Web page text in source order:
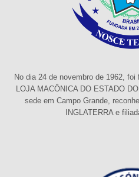
No dia 24 de novembro de 1962,
LOJA MACÔNICA DO ESTADO
sede em Campo Grande,
INGLATERRA e